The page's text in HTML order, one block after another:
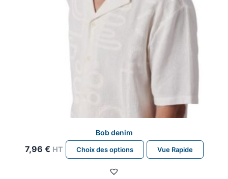
du
produit
Bob denim
7,96 € HT Choix des options
Ce
produit
Vue Rapide